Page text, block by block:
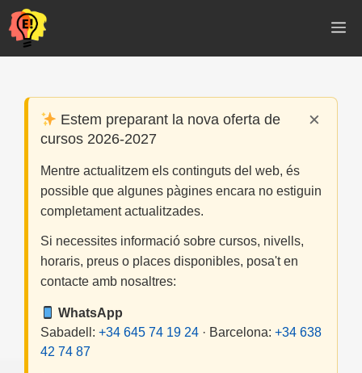
Vés
al
contingut
×
Estem preparant la nova oferta de
cursos 2026-2027
Mentre actualitzem els continguts del web, és
possible que algunes pàgines encara no estiguin
completament actualitzades.
Si necessites informació sobre cursos, nivells,
horaris, preus o places disponibles, posa't en
contacte amb nosaltres:
WhatsApp
Sabadell: +34 645 74 19 24 · Barcelona: +34 638
42 74 87